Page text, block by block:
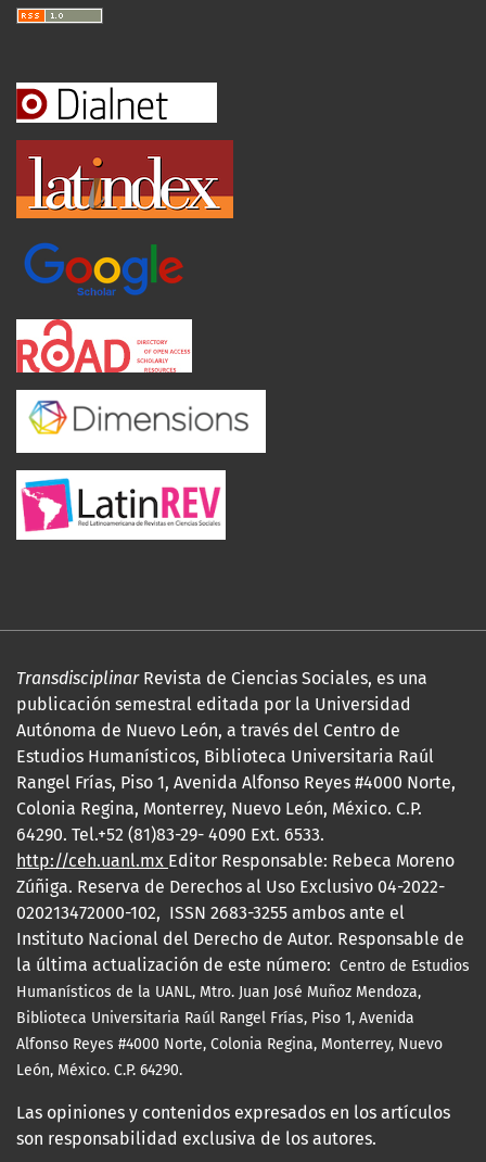
TransdisciplinarRevista de Ciencias Sociales, es una
publicación semestral editada por la Universidad
Autónoma de Nuevo León, a través del Centro de
Estudios Humanísticos, Biblioteca Universitaria Raúl
Rangel Frías, Piso 1, Avenida Alfonso Reyes #4000 Norte,
Colonia Regina, Monterrey, Nuevo León, México. C.P.
64290. Tel.+52 (81)83-29- 4090 Ext. 6533.
http://ceh.uanl.mx Editor Responsable: Rebeca Moreno
Zúñiga. Reserva de Derechos al Uso Exclusivo 04-2022-
020213472000-102, ISSN 2683-3255 ambos ante el
Instituto Nacional del Derecho de Autor. Responsable de
la última actualización de este número: Centro de Estudios
Humanísticos de la UANL, Mtro. Juan José Muñoz Mendoza,
Biblioteca Universitaria Raúl Rangel Frías, Piso 1, Avenida
Alfonso Reyes #4000 Norte, Colonia Regina, Monterrey, Nuevo
León, México. C.P. 64290.
Las opiniones y contenidos expresados en los artículos
son responsabilidad exclusiva de los autores.